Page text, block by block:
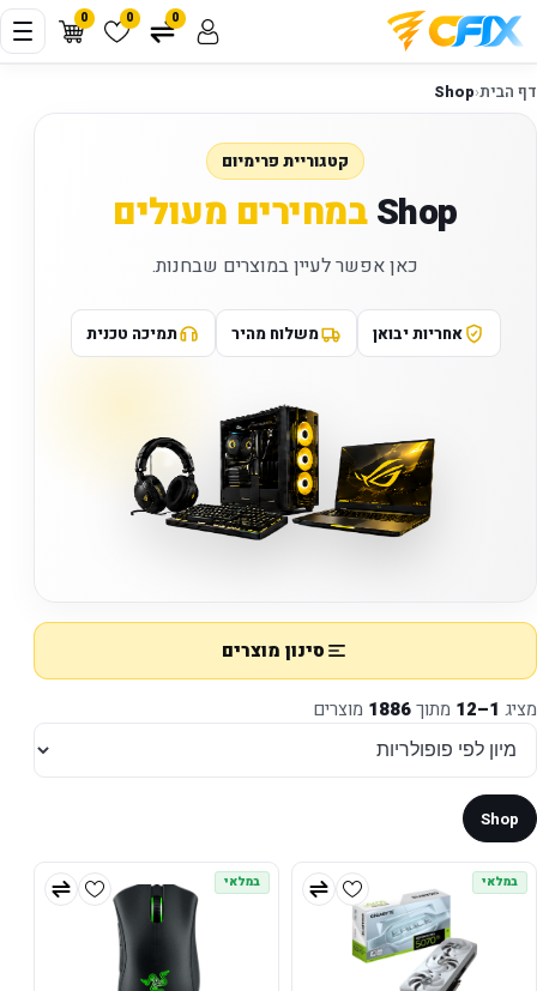
0 0 0
דף הבית‹
Shop
קטגוריית פרימיום
Shopבמחירים מעולים
כאן אפשר לעיין במוצרים שבחנות.
אחריות יבואן משלוח מהיר תמיכה טכנית
סינון מוצרים
מציג 1–12 מתוך1886 מוצרים
Shop
במלאי במלאי